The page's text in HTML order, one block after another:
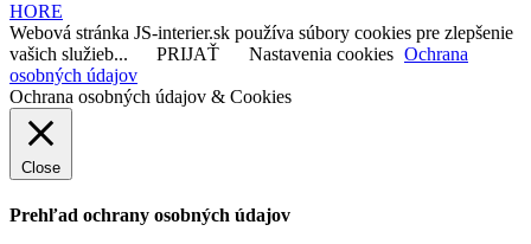
HORE
Webová stránka JS-interier.sk používa súbory cookies pre zlepšenie
vašich služieb...
PRIJAŤ Nastavenia cookies Ochrana
osobných údajov
Ochrana osobných údajov & Cookies
Close
Prehľad ochrany osobných údajov